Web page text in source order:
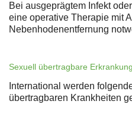
Bei ausgeprägtem Infekt
eine operative Therapie mit
Nebenhodenentfernung
Sexuell übertragbare
International werden
übertragbaren Krankheiten